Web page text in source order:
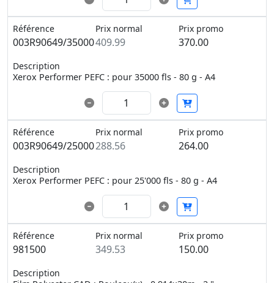
Référence
003R90649/35000
Prix normal
409.99
Prix promo
370.00
Description
Xerox Performer PEFC : pour 35000 fls - 80 g - A4
Référence
003R90649/25000
Prix normal
288.56
Prix promo
264.00
Description
Xerox Performer PEFC : pour 25'000 fls - 80 g - A4
Référence
981500
Prix normal
349.53
Prix promo
150.00
Description